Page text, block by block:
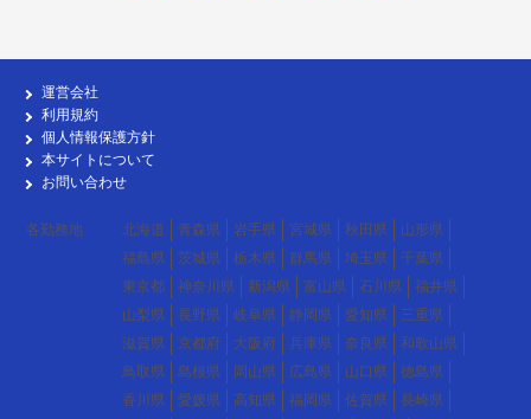
運営会社
利用規約
個人情報保護方針
本サイトについて
お問い合わせ
各勤務地 北海道 青森県 岩手県 宮城県 秋田県
山形県
福島県
茨城県 栃木県 群馬県 埼玉県
千葉県
東京都
神奈川県 新潟県 富山県 石川県
福井県
山梨県
長野県 岐阜県 静岡県 愛知県
三重県
滋賀県
京都府 大阪府 兵庫県 奈良県
和歌山県
鳥取県
島根県 岡山県 広島県 山口県
徳島県
香川県
愛媛県 高知県 福岡県 佐賀県 長崎県